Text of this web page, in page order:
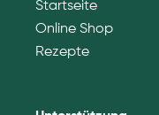
Startseite
Online Shop
Rezepte